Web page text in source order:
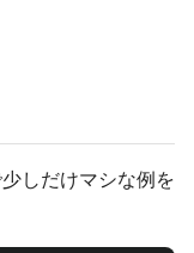
しだけマシな例を